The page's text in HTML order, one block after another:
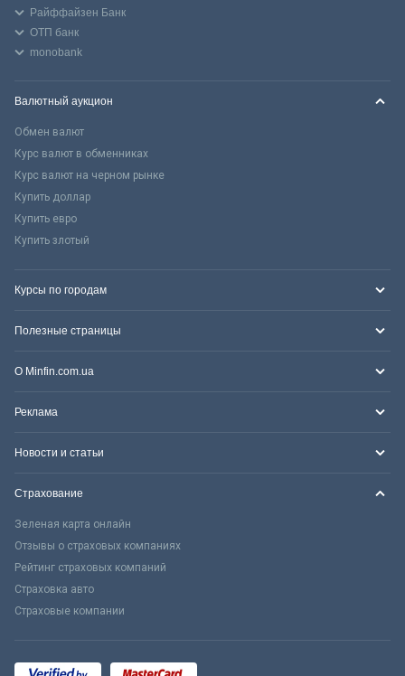
Райффайзен Банк
ОТП банк
monobank
Валютный аукцион
Обмен валют
Курс валют в обменниках
Курс валют на черном рынке
Купить доллар
Купить евро
Купить злотый
Курсы по городам
Полезные страницы
О Minfin.com.ua
Реклама
Новости и статьи
Страхование
Зеленая карта онлайн
Отзывы о страховых компаниях
Рейтинг страховых компаний
Страховка авто
Страховые компании